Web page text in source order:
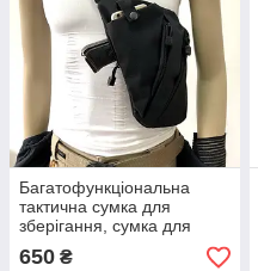
Багатофункціональна
тактична сумка для
зберігання, сумка для
активного відпочинку та
спорту. (чорна)
650 ₴